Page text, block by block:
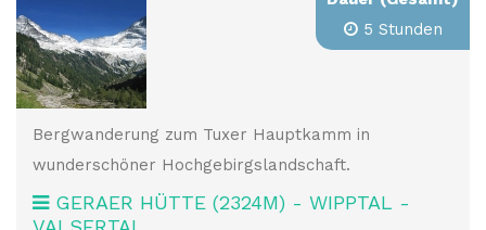
Bergwanderung zum Tuxer Hauptkamm in
wunderschöner Hochgebirgslandschaft.
GERAER HÜTTE (2324M) - WIPPTAL -
5 Stunden